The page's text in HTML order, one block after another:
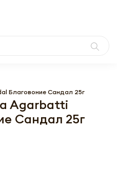
Благовоние Сандал 25г
Agarbatti
Сандал 25г